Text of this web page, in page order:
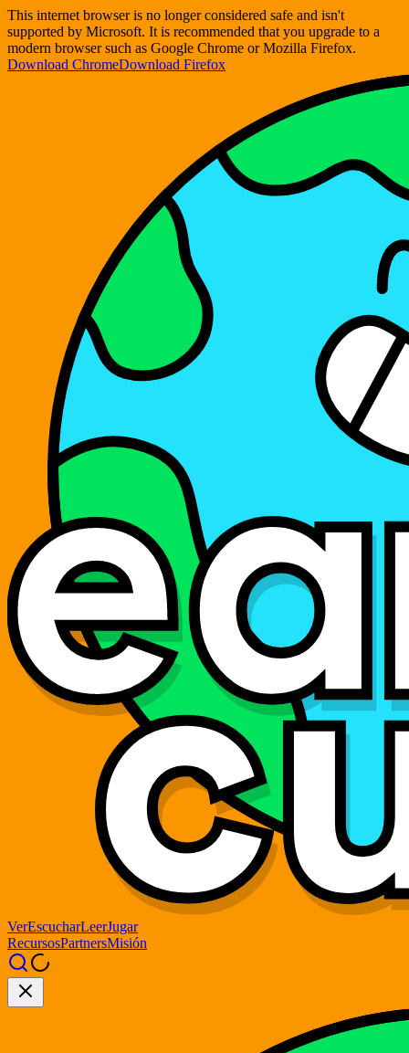
This internet browser is no longer considered safe and isn't
supported by Microsoft. It is recommended that you upgrade to a
modern browser such as Google Chrome or Mozilla Firefox.
Download ChromeDownload Firefox
VerEscucharLeerJugar
RecursosPartnersMisión